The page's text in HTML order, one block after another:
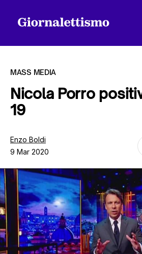
Tutti gli articoli
Chi siamo
Contatti
MASS MEDIA
Nicola Porro
19
Enzo Boldi
9 Mar 2020